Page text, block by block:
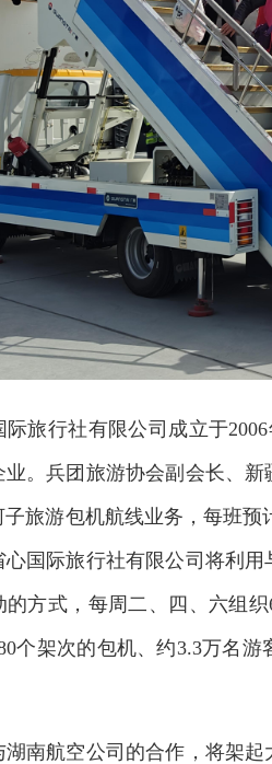
际旅行社有限公司成立于
业。兵团旅游协会副会长、
旅游包机航线业务，每班预
心国际旅行社有限公司将利
的方式，每周二、四、六组
个架次的包机、约3.3万名
湖南航空公司的合作，将架